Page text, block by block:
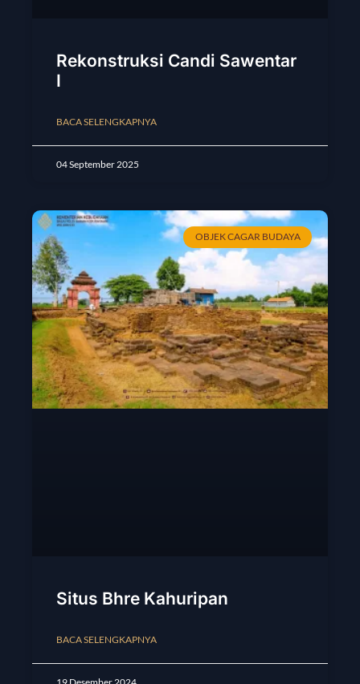
Rekonstruksi Candi Sawentar
I
BACA SELENGKAPNYA
04 September 2025
OBJEK CAGAR BUDAYA
Situs Bhre Kahuripan
BACA SELENGKAPNYA